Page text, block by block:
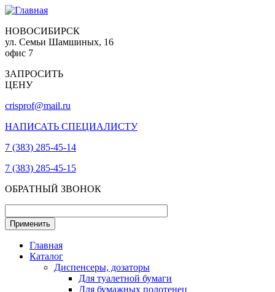
НОВОСИБИРСК
ул. Семьи Шамшиных, 16
офис 7
ЗАПРОСИТЬ
ЦЕНУ
crisprof@mail.ru
НАПИСАТЬ СПЕЦИАЛИСТУ
7 (383) 285-45-14
7 (383) 285-45-15
ОБРАТНЫЙ ЗВОНОК
Главная
Каталог
Диспенсеры, дозаторы
Для туалетной бумаги
Для бумажных полотенец